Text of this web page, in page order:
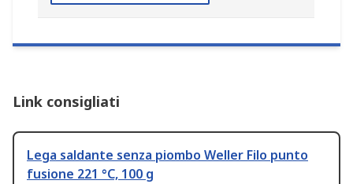
Link consigliati
Lega saldante senza piombo Weller Filo punto
fusione 221 °C, 100 g